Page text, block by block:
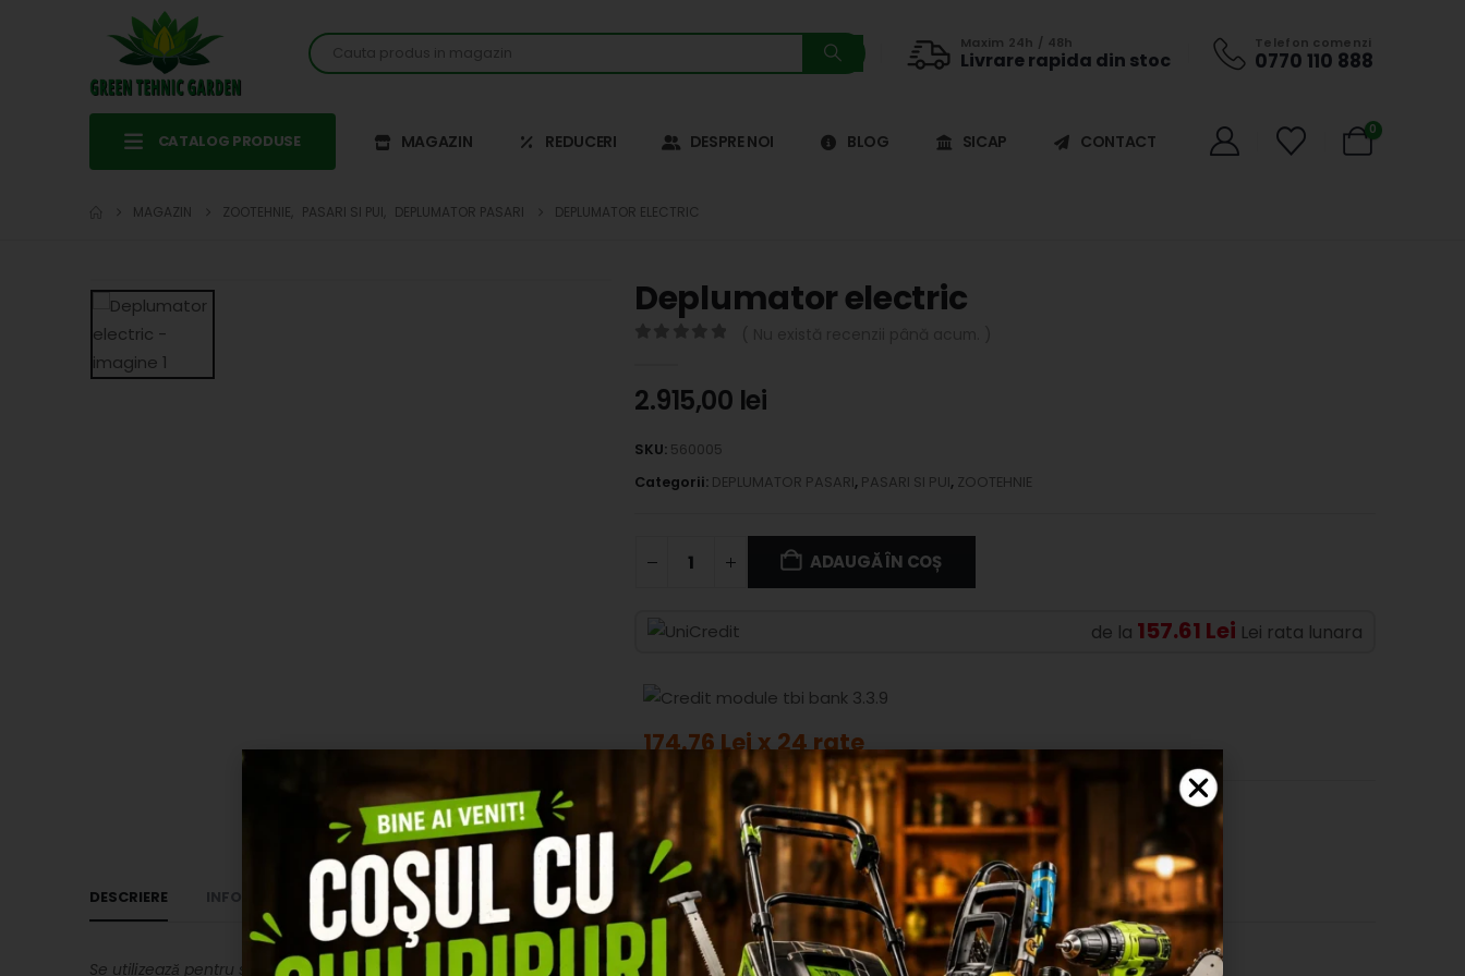
Maxim 24h / 48h
Livrare rapida din stoc
Telefon comenzi
0770 110 888
CATALOG PRODUSE MAGAZIN REDUCERI DESPRE NOI BLOG SICAP CONTACT
0
MAGAZIN ZOOTEHNIE PASARI SI PUI DEPLUMATOR PASARI DEPLUMATOR ELECTRIC
Deplumator electric
2.915,00 lei
SKU: 560005
Categorii: DEPLUMATOR PASARI, PASARI SI PUI, ZOOTEHNIE
ADAUGĂ ÎN COȘ
de la 157.61 Lei Lei rata lunara
174.76 Lei x 24 rate
ADAUGA IN WISHLIST
DESCRIERE INFORMAȚII SUPLIMENTARE
Se utilizează pentru smulgerea penelor, găinilor și a tuturor animalelor similare de până la 5 kg.